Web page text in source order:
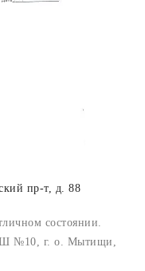
пр-т, д. 88
состоянии.
№10, г. о. Мытищи,